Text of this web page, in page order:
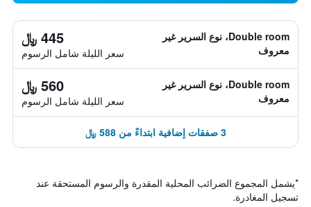
Double room، نوع السرير غير
معروف
445 ﷼
سعر الليلة شامل الرسوم
Double room، نوع السرير غير
معروف
560 ﷼
سعر الليلة شامل الرسوم
3 صفقات إضافية ابتداءً من 588 ﷼
*يشمل المجموع الضرائب المحلية المقدرة والرسوم المستحقة عند
تسجيل المغادرة.